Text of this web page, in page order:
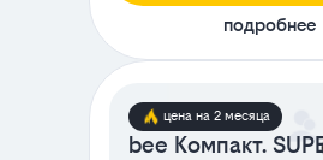
подробнее
цена на 2 месяца
bee Компакт.